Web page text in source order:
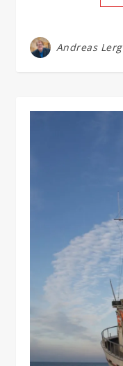
Andreas Lerg